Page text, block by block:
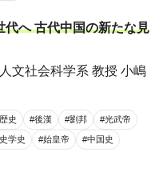
へ 古代中国の新たな見
文社会科学系 教授 小嶋
史 #後漢 #劉邦 #光武帝
学史 #始皇帝 #中国史